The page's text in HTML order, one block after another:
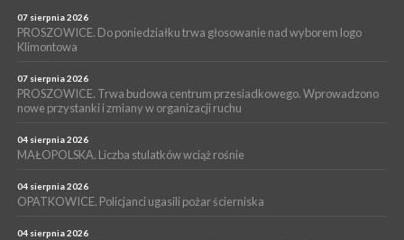
Pałecznicy będą obsługiwani w Proszowicach
WYDARZENIA
PROSZOWICE. W parku Warsztaty Edukacyjno-Przyrodnicze
NOC CIEM
15 lipca 2026
PROSZOWICE. Już za tydzień kolejne zajęcia z cyklu „Wakacyjne
07 sierpnia 2026
PROSZOWICE. Do poniedziałku trwa głosowanie nad wyborem logo
Klimontowa
07 sierpnia 2026
PROSZOWICE. Trwa budowa centrum przesiadkowego. Wprowadzono
nowe przystanki i zmiany w organizacji ruchu
04 sierpnia 2026
MAŁOPOLSKA. Liczba stulatków wciąż rośnie
04 sierpnia 2026
OPATKOWICE. Policjanci ugasili pożar ścierniska
04 sierpnia 2026